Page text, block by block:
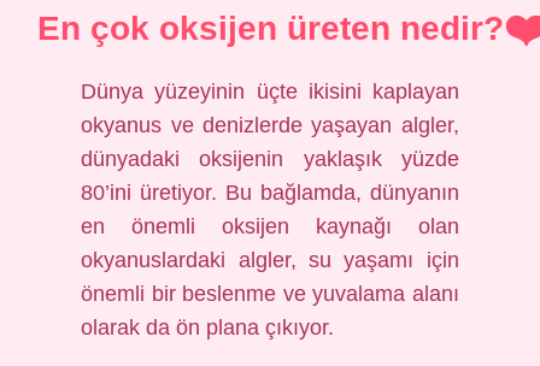
En çok oksijen üreten nedir?
Dünya yüzeyinin üçte ikisini kaplayan
okyanus ve denizlerde yaşayan algler,
dünyadaki oksijenin yaklaşık yüzde
80’ini üretiyor. Bu bağlamda, dünyanın
en önemli oksijen kaynağı olan
okyanuslardaki algler, su yaşamı için
önemli bir beslenme ve yuvalama alanı
olarak da ön plana çıkıyor.